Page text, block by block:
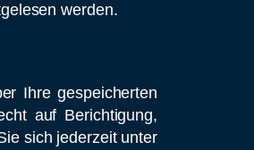
werden.
Ihre gespeicherten
auf Berichtigung,
sich jederzeit unter